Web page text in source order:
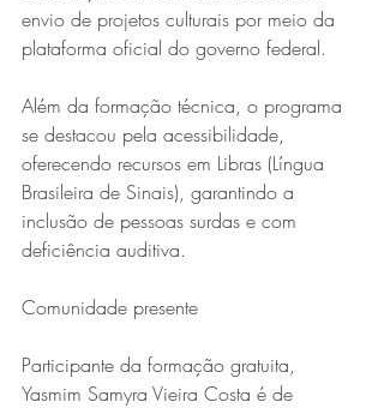
envio de projetos culturais por meio da
plataforma oficial do governo federal.
Além da formação técnica, o programa
se destacou pela acessibilidade,
oferecendo recursos em Libras (Língua
Brasileira de Sinais), garantindo a
inclusão de pessoas surdas e com
deficiência auditiva.
Comunidade presente
Participante da formação gratuita,
Yasmim Samyra Vieira Costa é de